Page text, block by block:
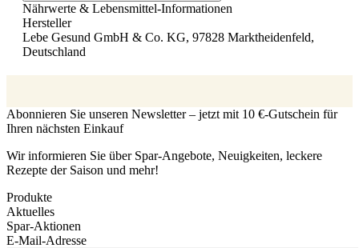
Nährwerte & Lebensmittel-Informationen
Hersteller
Lebe Gesund GmbH & Co. KG, 97828 Marktheidenfeld,
Deutschland
Abonnieren Sie unseren Newsletter – jetzt mit 10 €-Gutschein für
Ihren nächsten Einkauf
Wir informieren Sie über Spar-Angebote, Neuigkeiten, leckere
Rezepte der Saison und mehr!
Produkte
Aktuelles
Spar-Aktionen
E-Mail-Adresse